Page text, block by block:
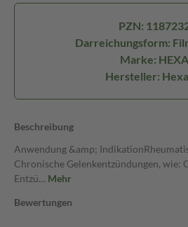
PZN:
Darreichungsform:
Marke:
Hersteller:
Beschreibung
Anwendung &amp;
Chronische Gelenkentzündungen,
Entzü… Mehr
Bewertungen